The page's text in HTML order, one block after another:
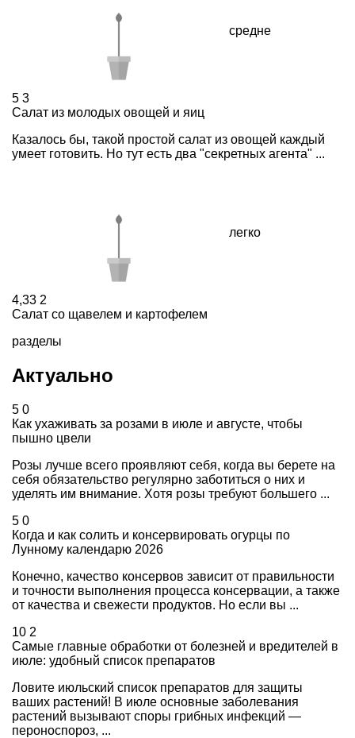
средне
5 3
Салат из молодых овощей и яиц
Казалось бы, такой простой салат из овощей каждый
умеет готовить. Но тут есть два "секретных агента" ...
легко
4,33 2
Салат со щавелем и картофелем
разделы
Актуально
5 0
Как ухаживать за розами в июле и августе, чтобы
пышно цвели
Розы лучше всего проявляют себя, когда вы берете на
себя обязательство регулярно заботиться о них и
уделять им внимание. Хотя розы требуют большего ...
5 0
Когда и как солить и консервировать огурцы по
Лунному календарю 2026
Конечно, качество консервов зависит от правильности
и точности выполнения процесса консервации, а также
от качества и свежести продуктов. Но если вы ...
10 2
Самые главные обработки от болезней и вредителей в
июле: удобный список препаратов
Ловите июльский список препаратов для защиты
ваших растений! В июле основные заболевания
растений вызывают споры грибных инфекций —
пероноспороз, ...